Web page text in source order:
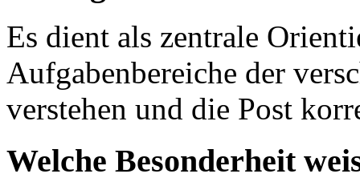
Es dient als zentrale
Aufgabenbereiche der
verstehen und die Post
Welche Besonderheit